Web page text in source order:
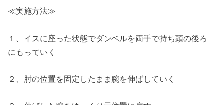
≪実施方法≫
１、イスに座った状態でダンベルを両手で持ち頭の後ろ
にもっていく
２、肘の位置を固定したまま腕を伸ばしていく